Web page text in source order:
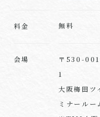
料金 無料
会場
〒530-
1
大阪梅田
ミナールー